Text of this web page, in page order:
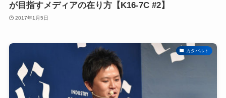
が目指すメディアの在り方【K16-7C #2】
2017年1月5日
カタパルト